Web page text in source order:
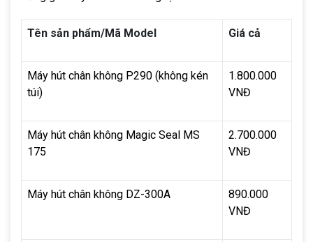
Tên sản phẩm/Mã Model Giá cả
Máy hút chân không P290 (không kén
túi)
1.800.000
VNĐ
Máy hút chân không Magic Seal MS
175
2.700.000
VNĐ
Máy hút chân không DZ-300A
890.000
VNĐ